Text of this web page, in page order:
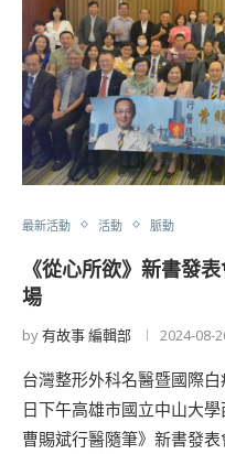
最新活動 活動 脈動
《從心所欲》新書發
場
by有故事 編輯部 2024-08-
台灣整形外科名醫暨國際
日下午高雄市國立中山大
曹賜斌行醫隨筆》新書發